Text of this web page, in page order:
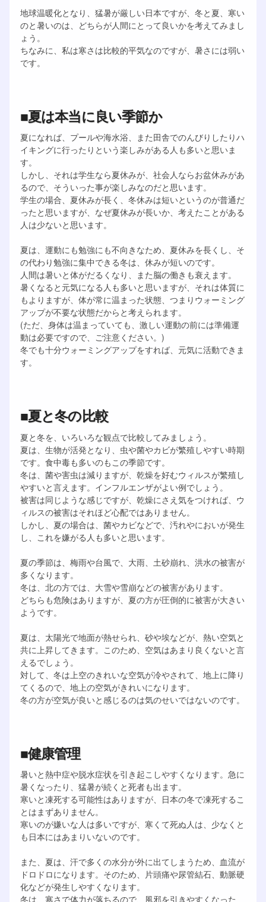
地球温暖化となり、猛暑が厳しい日本ですが、冬と夏、寒い
のと暑いのは、どちらが人間にとって良いかを考えてみまし
ょう。
ちなみに、私は寒さは比較的平気なのですが、暑さには弱い
です。
■夏は本当に良い季節か
夏になれば、プールや海水浴、また田舎でのんびりしたりハ
イキングに行ったりという楽しみがある人も多いと思いま
す。
しかし、それは学生なら夏休みが、社会人ならお盆休みがあ
るので、そういった事が楽しみなのだと思います。
学生の場合、夏休みが長く、冬休みは短いというのが普通だ
ったと思いますが、なぜ夏休みが長いか、考えたことがある
人は少ないと思います。
夏は、運動にも勉強にも不向きなため、夏休みを長くし、そ
の代わり勉強に集中できる冬は、休みが短いのです。
人間は暑いと体がだるくなり、また脳の働きも衰えます。
暑くなると元気になる人も多いと思いますが、それは体質に
もよりますが、体が常に温まった状態、つまりウォーミング
アップが不要な状態だからと考えられます。
(ただ、身体は温まっていても、激しい運動の前には準備運
動は必要ですので、ご注意ください。)
冬でも十分ウォーミングアップをすれば、元気に活動できま
す。
■夏と冬の比較
夏と冬を、いろいろな観点で比較してみましょう。
夏は、生物が活発となり、虫や菌やカビが繁殖しやすい時期
です。食中毒も多いのもこの季節です。
冬は、菌や害虫は減りますが、乾燥を好むウィルスが繁殖し
やすいと言えます。インフルエンザがよい例でしょう。
被害は同じような感じですが、乾燥にさえ気をつければ、ウ
ィルスの被害はそれほど心配ではありません。
しかし、夏の場合は、菌やカビなどで、汚れやにおいが発生
し、これを嫌がる人も多いと思います。
夏の季節は、梅雨や台風で、大雨、土砂崩れ、洪水の被害が
多くなります。
冬は、北の方では、大雪や雪崩などの被害があります。
どちらも危険はありますが、夏の方が圧倒的に被害が大きい
ようです。
夏は、太陽光で地面が熱せられ、砂や埃などが、熱い空気と
共に上昇してきます。このため、空気はあまり良くないと言
えるでしょう。
対して、冬は上空のきれいな空気が冷やされて、地上に降り
てくるので、地上の空気がきれいになります。
冬の方が空気が良いと感じるのは気のせいではないのです。
■健康管理
暑いと熱中症や脱水症状を引き起こしやすくなります。急に
暑くなったり、猛暑が続くと死者も出ます。
寒いと凍死する可能性はありますが、日本の冬で凍死するこ
とはまずありません。
寒いのが嫌いな人は多いですが、寒くて死ぬ人は、少なくと
も日本にはあまりいないのです。
また、夏は、汗で多くの水分が外に出てしまうため、血流が
ドロドロになります。そのため、片頭痛や尿管結石、動脈硬
化などが発生しやすくなります。
冬は、寒さで体力が落ちるので、風邪を引きやすくなった